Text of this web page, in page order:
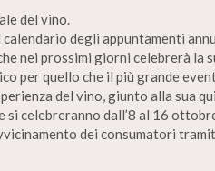
del vino.
degli appuntamenti
nei prossimi giorni celebrerà la
per quello che il più grande
del vino, giunto alla sua
si celebreranno dall’8 al 16
dei consumatori